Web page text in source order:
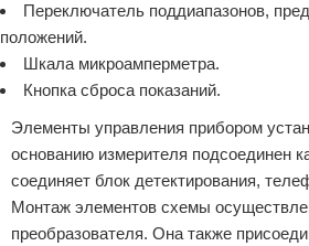
Переключатель поддиапазонов,
положений.
Шкала микроамперметра.
Кнопка сброса показаний.
Элементы управления прибором
основанию измерителя подсоединен
соединяет блок детектирования,
Монтаж элементов схемы
преобразователя. Она также